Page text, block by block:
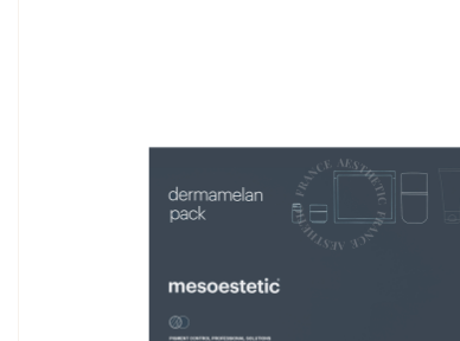
Note globale